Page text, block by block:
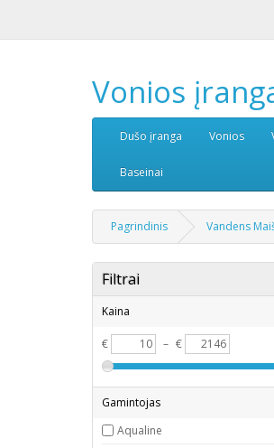
Vonios
Dušo įranga Vonios
Baseinai
Pagrindinis Vandens
Filtrai
Kaina
€ – €
Gamintojas
Aqualine